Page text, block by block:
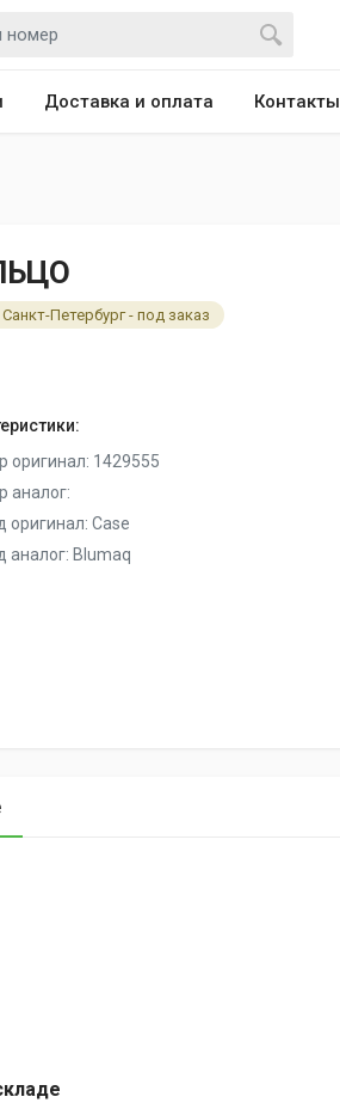
Доставка и оплата Контакты
Петербург - под заказ
оригинал: 1429555
аналог:
оригинал: Case
аналог: Blumaq